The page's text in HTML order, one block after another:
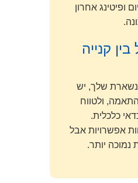
ופיטינג אחרון
קנייה
שלך, יש
ולטווח
כלכלית.
אפשרויות אבל
נמוכה יותר.